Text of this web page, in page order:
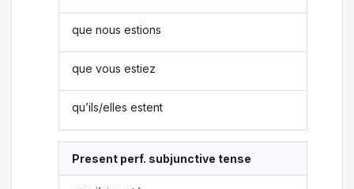
que nous estions
que vous estiez
qu’ils/elles estent
Present perf. subjunctive tense